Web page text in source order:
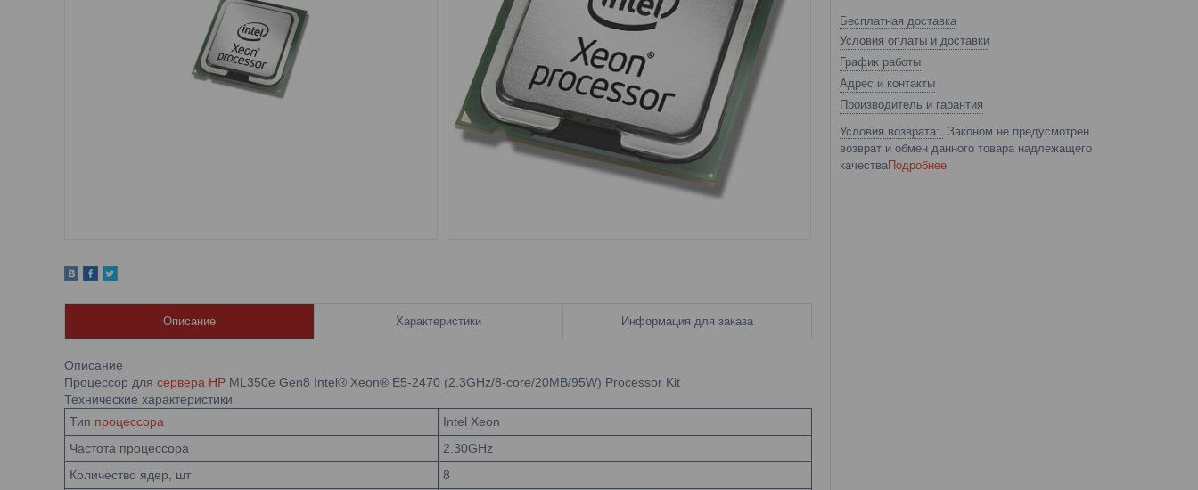
Описание Характеристики Информация для заказа
Описание
Процессор для сервера HP ML350e Gen8 Intel® Xeon® E5-2470 (2.3GHz/8-core/20MB/95W) Processor Kit
Технические характеристики
Тип процессора
Intel Xeon
Частота процессора
2.30GHz
Количество ядер, шт
8
Бесплатная доставка
Условия оплаты и доставки
График работы
Адрес и контакты
Производитель и гарантия
Законом не предусмотрен
возврат и обмен данного товара надлежащего
качестваПодробнее